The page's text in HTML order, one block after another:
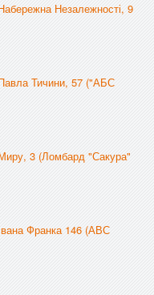
Незалежності, 9
Тичини, 57 ("АБС
3 (Ломбард "Сакура"
Франка 146 (АВС